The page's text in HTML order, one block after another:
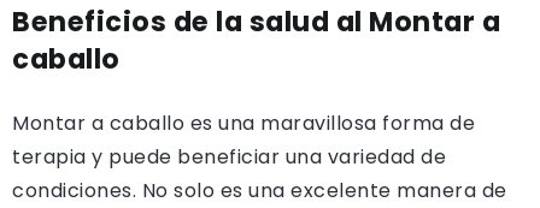
Beneficios de la salud al Montar a
caballo
Montar a caballo es una maravillosa forma de
terapia y puede beneficiar una variedad de
condiciones. No solo es una excelente manera de